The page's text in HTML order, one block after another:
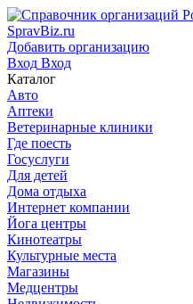
SpravBiz.ru
Добавить организацию
Вход Вход
Каталог
Авто
Аптеки
Ветеринарные клиники
Где поесть
Госуслуги
Для детей
Дома отдыха
Интернет компании
Йога центры
Кинотеатры
Культурные места
Магазины
Медцентры